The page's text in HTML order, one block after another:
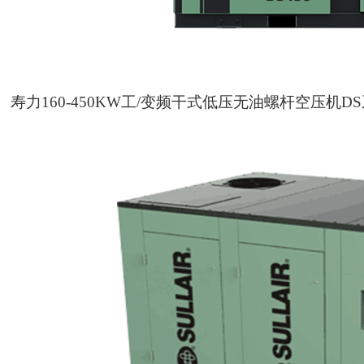
寿力160-450KW工/变频干式低压无油螺杆空压机